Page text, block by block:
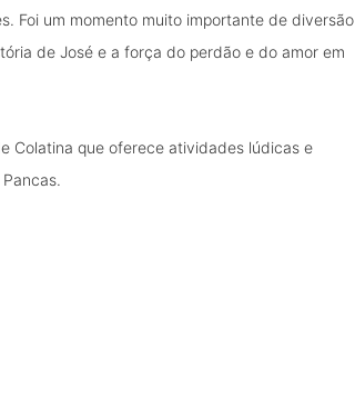
Foi um momento muito importante de diversão
de José e a força do perdão e do amor em
Colatina que oferece atividades lúdicas e